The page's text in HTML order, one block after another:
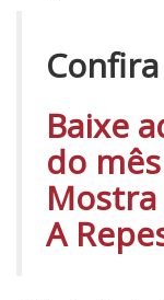
Baixe
do
A